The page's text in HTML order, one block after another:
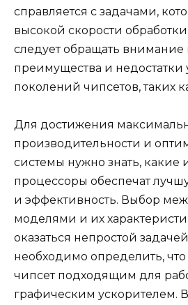
справляется с задачами,
высокой скорости
следует обращать внимание
преимущества и недостатки
поколений чипсетов, таких
Для достижения
производительности и
системы нужно знать, какие
процессоры обеспечат
и эффективность. Выбор
моделями и их
оказаться непростой
необходимо определить,
чипсет подходящим для
графическим ускорителем.